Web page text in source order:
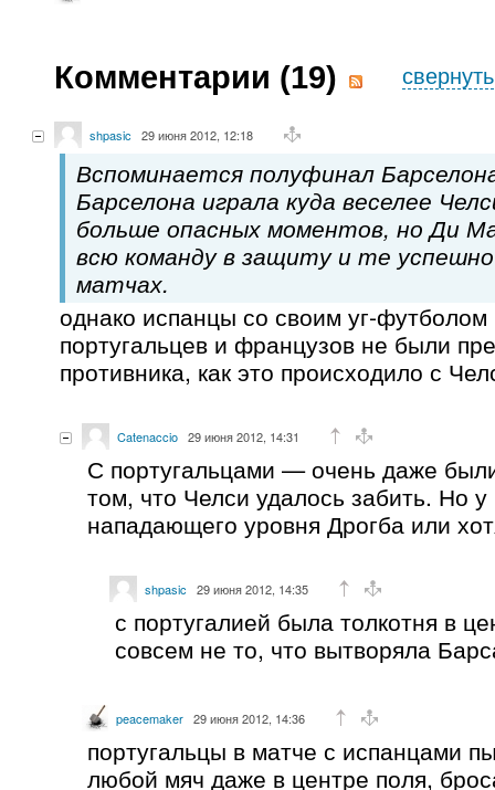
Комментарии (19) свернуть
shpasic 29 июня 2012, 12:18
Вспоминается полуфинал
Барселона играла куда веселее
больше опасных моментов, но Ди
всю команду в защиту и те
матчах.
однако испанцы со своим уг-футболом
португальцев и французов не были
противника, как это происходило с
Catenaccio 29 июня 2012, 14:31
С португальцами — очень даже
том, что Челси удалось забить. Но
нападающего уровня Дрогба или
shpasic 29 июня 2012, 14:35
с португалией была толкотня в
совсем не то, что вытворяла
peacemaker 29 июня 2012, 14:36
португальцы в матче с испанцами
любой мяч даже в центре поля,